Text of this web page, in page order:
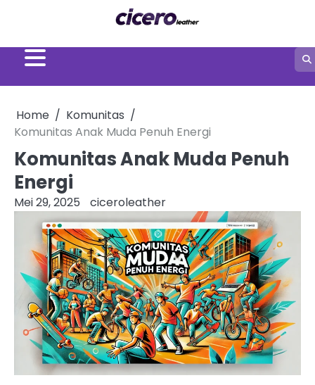
Home
Komunitas
Komunitas Anak Muda Penuh Energi
Komunitas Anak Muda Penuh
Energi
Mei 29, 2025 ciceroleather